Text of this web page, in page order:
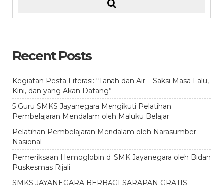
Recent Posts
Kegiatan Pesta Literasi: “Tanah dan Air – Saksi Masa Lalu,
Kini, dan yang Akan Datang”
5 Guru SMKS Jayanegara Mengikuti Pelatihan
Pembelajaran Mendalam oleh Maluku Belajar
Pelatihan Pembelajaran Mendalam oleh Narasumber
Nasional
Pemeriksaan Hemoglobin di SMK Jayanegara oleh Bidan
Puskesmas Rijali
SMKS JAYANEGARA BERBAGI SARAPAN GRATIS